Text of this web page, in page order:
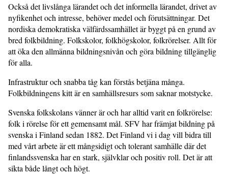
Också det livslånga lärandet och det informella lärandet, drivet av
nyfikenhet och intresse, behöver medel och förutsättningar. Det
nordiska demokratiska välfärdssamhället är byggt på en grund av
bred folkbildning. Folkskolor, folkhögskolor, folkrörelser. Allt för
att öka den allmänna bildningsnivån och göra bildning tillgänglig
för alla.
Infrastruktur och snabba tåg kan förstås betjäna många.
Folkbildningens kitt är en samhällsresurs som saknar motstycke.
Svenska folkskolans vänner är och har alltid varit en folkrörelse:
folk i rörelse för ett gemensamt mål. SFV har främjat bildning på
svenska i Finland sedan 1882. Det Finland vi i dag vill bidra till
med vårt arbete är ett mångsidigt och tolerant samhälle där det
finlandssvenska har en stark, självklar och positiv roll. Det är att
sikta både långt och högt.